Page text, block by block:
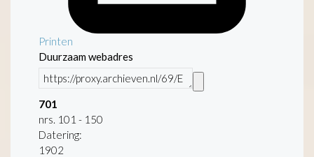
Printen
Duurzaam webadres
701
nrs. 101 - 150
Datering:
1902